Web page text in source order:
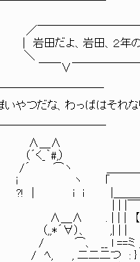
￣￣￣￣￣￣
￣￣￣￣
田、２年
￣￣￣
￣￣￣￣￣￣
だな、わっぱはそれな
￣￣￣￣￣￣
∧
｀#,）
＿＿＿＿
ヽ ｢
＿＿＿＿＿
】 【】|
,| | | 【】 |
______| ＿
つ : } ／